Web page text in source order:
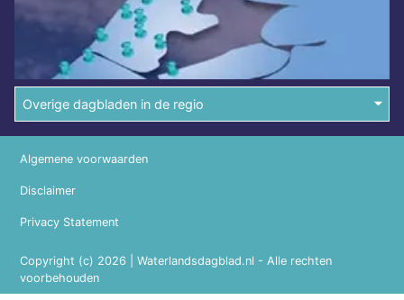
Overige dagbladen in de regio
Copyright (c) 2026 | Waterlandsdagblad.nl - Alle rechten
voorbehouden
Algemene voorwaarden
Disclaimer
Privacy Statement